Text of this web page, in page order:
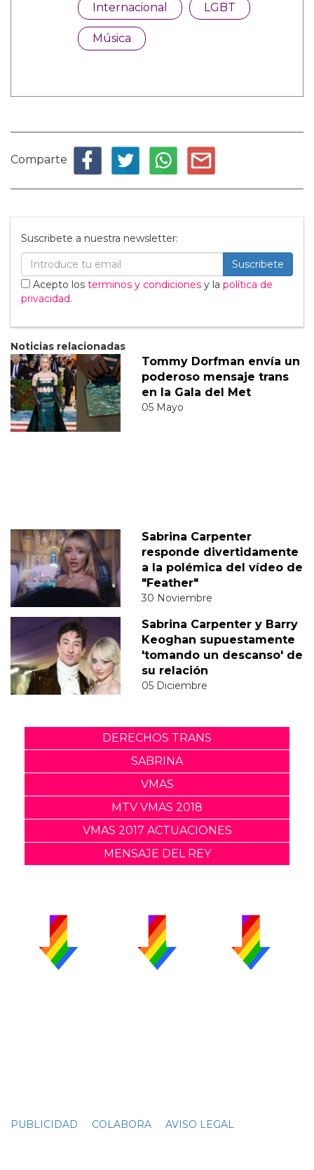
Internacional LGBT
Música
Comparte
Suscribete a nuestra newsletter:
Suscribete
Acepto los terminos y condiciones y la política de
privacidad.
Noticias relacionadas
Tommy Dorfman envía un
poderoso mensaje trans
en la Gala del Met
05 Mayo
Sabrina Carpenter
responde divertidamente
a la polémica del vídeo de
"Feather"
30 Noviembre
Sabrina Carpenter y Barry
Keoghan supuestamente
'tomando un descanso' de
su relación
05 Diciembre
DERECHOS TRANS
SABRINA
VMAS
MTV VMAS 2018
VMAS 2017 ACTUACIONES
MENSAJE DEL REY
PUBLICIDAD COLABORA
AVISO LEGAL